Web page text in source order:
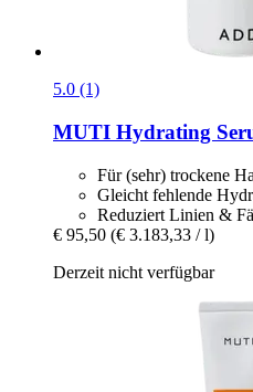
5.0 (1)
MUTI Hydrating
Für (sehr) trockene
Gleicht fehlende
Reduziert Linien &
€ 95,50 (€ 3.183,33 / l)
Derzeit nicht verfügbar